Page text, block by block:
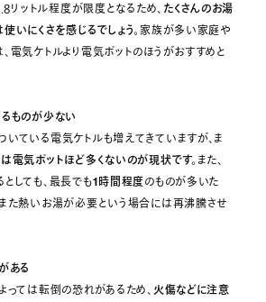
リットル程度が限度となるため、 たくさんのお湯
いにくさを感じるでしょう。家族が多い家庭や
電気ケトルより電気ポットのほうがおすすめと
ものが少ない
ている電気ケトルも増えてきていますが、ま
電気ポットほど多くないのが現状です。 また、
しても、最長でも1時間程度のものが多いた
た熱いお湯が必要という場合には再沸騰させ
ある
っては転倒の恐れがあるため、火傷などに注意